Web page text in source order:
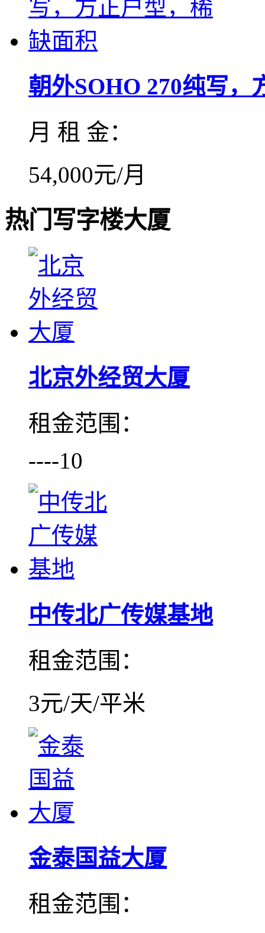
朝外SOHO 270纯写，
月 租 金：
54,000元/月
热门写字楼大厦
北京外经贸大厦
租金范围：
----10
中传北广传媒基地
租金范围：
3元/天/平米
金泰国益大厦
租金范围：